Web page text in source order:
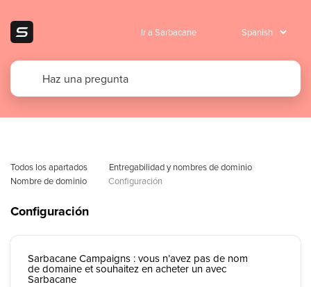
Ir a Sarbacane
Todos los apartados
Entregabilidad y nombres de dominio
Nombre de dominio
Configuración
Configuración
Sarbacane Campaigns : vous n’avez pas de nom
de domaine et souhaitez en acheter un avec
Sarbacane